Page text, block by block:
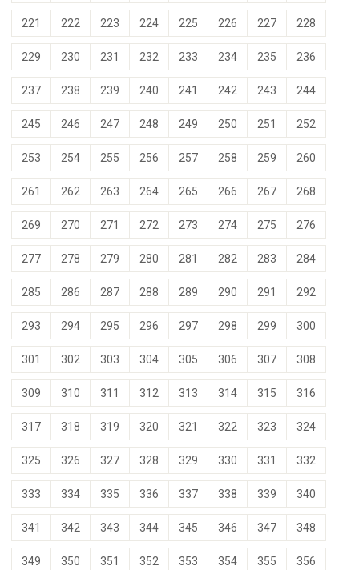
221 222 223 224 225 226 227 228
229 230 231 232 233 234 235 236
237 238 239 240 241 242 243 244
245 246 247 248 249 250 251 252
253 254 255 256 257 258 259 260
261 262 263 264 265 266 267 268
269 270 271 272 273 274 275 276
277 278 279 280 281 282 283 284
285 286 287 288 289 290 291 292
293 294 295 296 297 298 299 300
301 302 303 304 305 306 307 308
309 310 311 312 313 314 315 316
317 318 319 320 321 322 323 324
325 326 327 328 329 330 331 332
333 334 335 336 337 338 339 340
341 342 343 344 345 346 347 348
349 350 351 352 353 354 355 356